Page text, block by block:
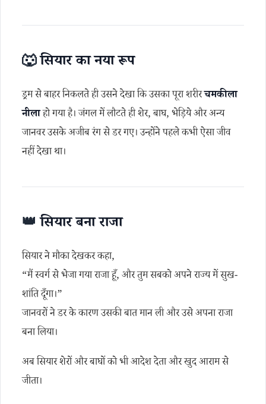
🐺सियार का नया रूप
ड्रम से बाहर निकलते ही उसने देखा कि उसका पूरा शरीरचमकीला
नीलाहो गया है। जंगल में लौटते ही शेर, बाघ, भेड़िये और अन्य
जानवर उसके अजीब रंग से डर गए। उन्होंने पहले कभी ऐसा जीव
नहीं देखा था।
👑सियार बना राजा
सियार ने मौका देखकर कहा,
“मैं स्वर्ग से भेजा गया राजा हूँ, और तुम सबको अपने राज्य में सुख-
शांति दूँगा।”
जानवरों ने डर के कारण उसकी बात मान ली और उसे अपना राजा
बना लिया।
अब सियार शेरों और बाघों को भी आदेश देता और खुद आराम से
जीता।